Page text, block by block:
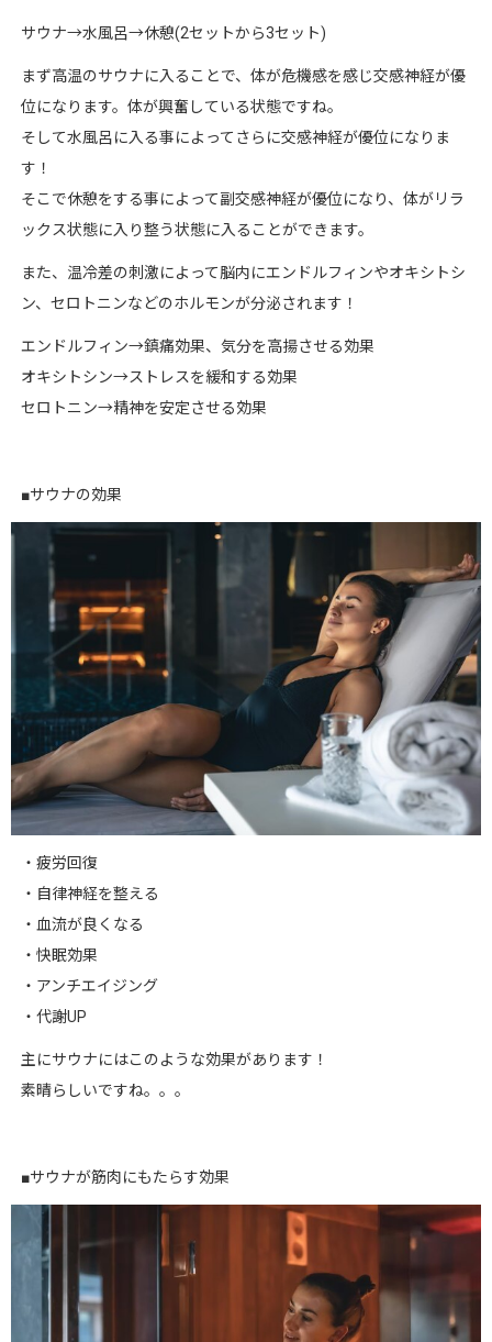
サウナ→水風呂→休憩(2セットから3セット)
まず高温のサウナに入ることで、体が危機感を感じ交感神経が優
位になります。体が興奮している状態ですね。
そして水風呂に入る事によってさらに交感神経が優位になりま
す！
そこで休憩をする事によって副交感神経が優位になり、体がリラ
ックス状態に入り整う状態に入ることができます。
また、温冷差の刺激によって脳内にエンドルフィンやオキシトシ
ン、セロトニンなどのホルモンが分泌されます！
エンドルフィン→鎮痛効果、気分を高揚させる効果
オキシトシン→ストレスを緩和する効果
セロトニン→精神を安定させる効果
■サウナの効果
・疲労回復
・自律神経を整える
・血流が良くなる
・快眠効果
・アンチエイジング
・代謝UP
主にサウナにはこのような効果があります！
素晴らしいですね。。。
■サウナが筋肉にもたらす効果